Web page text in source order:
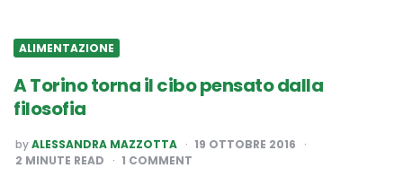
ALIMENTAZIONE
A Torino torna il cibo pensato dalla
filosofia
POSTED
BY
byALESSANDRA MAZZOTTA
19 OTTOBRE 2016
2 MINUTE READ 1 COMMENT